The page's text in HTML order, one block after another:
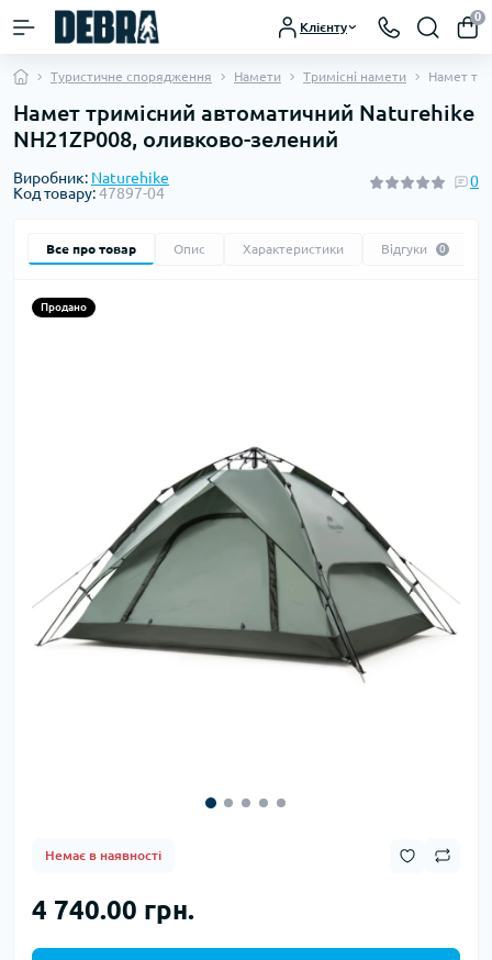
Клієнту
0
Туристичне спорядження Намети Тримісні намети Намет
Намет тримісний автоматичний Naturehike
NH21ZP008, оливково-зелений
Виробник: Naturehike
Код товару:47897-04
0
Все про товар Опис Характеристики Відгуки 0
Продано
Немає в наявності
4 740.00 грн.